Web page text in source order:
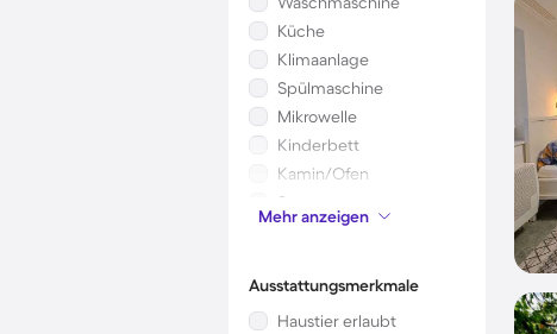
Küche
Klimaanlage
Spülmaschine
Mikrowelle
Kinderbett
Kamin/Ofen
Sauna
Whirlpool
Mehr anzeigen
Ausstattungsmerkmale
Haustier erlaubt